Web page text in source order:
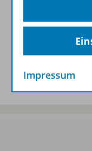
Impressum